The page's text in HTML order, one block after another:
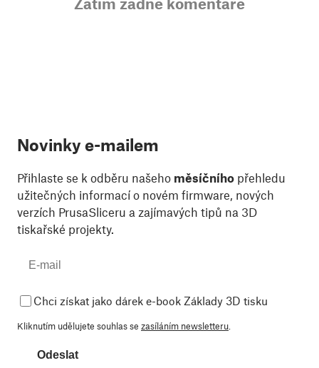
Novinky e-mailem
Přihlaste se k odběru našeho měsíčního přehledu
užitečných informací o novém firmware, nových
verzích PrusaSliceru a zajímavých tipů na 3D
tiskařské projekty.
Chci získat jako dárek e-book Základy 3D tisku
Kliknutím udělujete souhlas se zasíláním newsletteru
Odeslat